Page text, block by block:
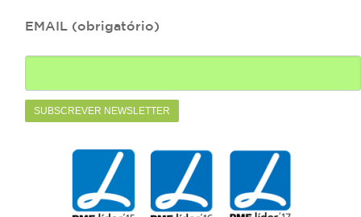
EMAIL (obrigatório)